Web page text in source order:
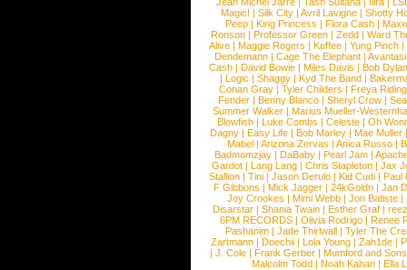
Magic! | Silk City | Avril Lavigne | Shotty
Peep |King Princess |Flora Cash |
Ronson |Professor Green |Zedd |Ward
Alive |Maggie Rogers |Koffee |Yung Pinch |
Dendemann |Cage The Elephant |
Cash | David Bowie | Miles Davis | Bob Dylan
|Logic |Shaggy |Kyd The Band |
Conan Gray |Tyler Childers |Freya
Fender |Benny Blanco |Sheryl Crow |
Summer Walker |Marius Mueller-
Blowfish | Luke Combs | Celeste | Oh
Dagny |Easy Life |Bob Marley |Mae Muller
Mabel |Arizona Zervas |Anica Russo |
Badmomzjay |DaBaby |Pearl Jam |
Gardot | Lang Lang | Chris Stapleton | Jax
Stallion |Tini |Jason Derulo |Kid Cudi |Paul
F Gibbons | Mick Jagger | 24kGoldn | Jan
Joy Crookes | Mimi Webb | Jon Batiste |
Disarstar | Shania Twain | Esther Graf |
6PM RECORDS | Olivia Rodrigo | Renee
Pashanim |Jade Thirlwall |Tyler The
Zartmann | Doechii | Lola Young | Zah1de |
| J. Cole | Frank Gerber | Mumford and Sons
Malcolm Todd | Noah Kahan | Ella